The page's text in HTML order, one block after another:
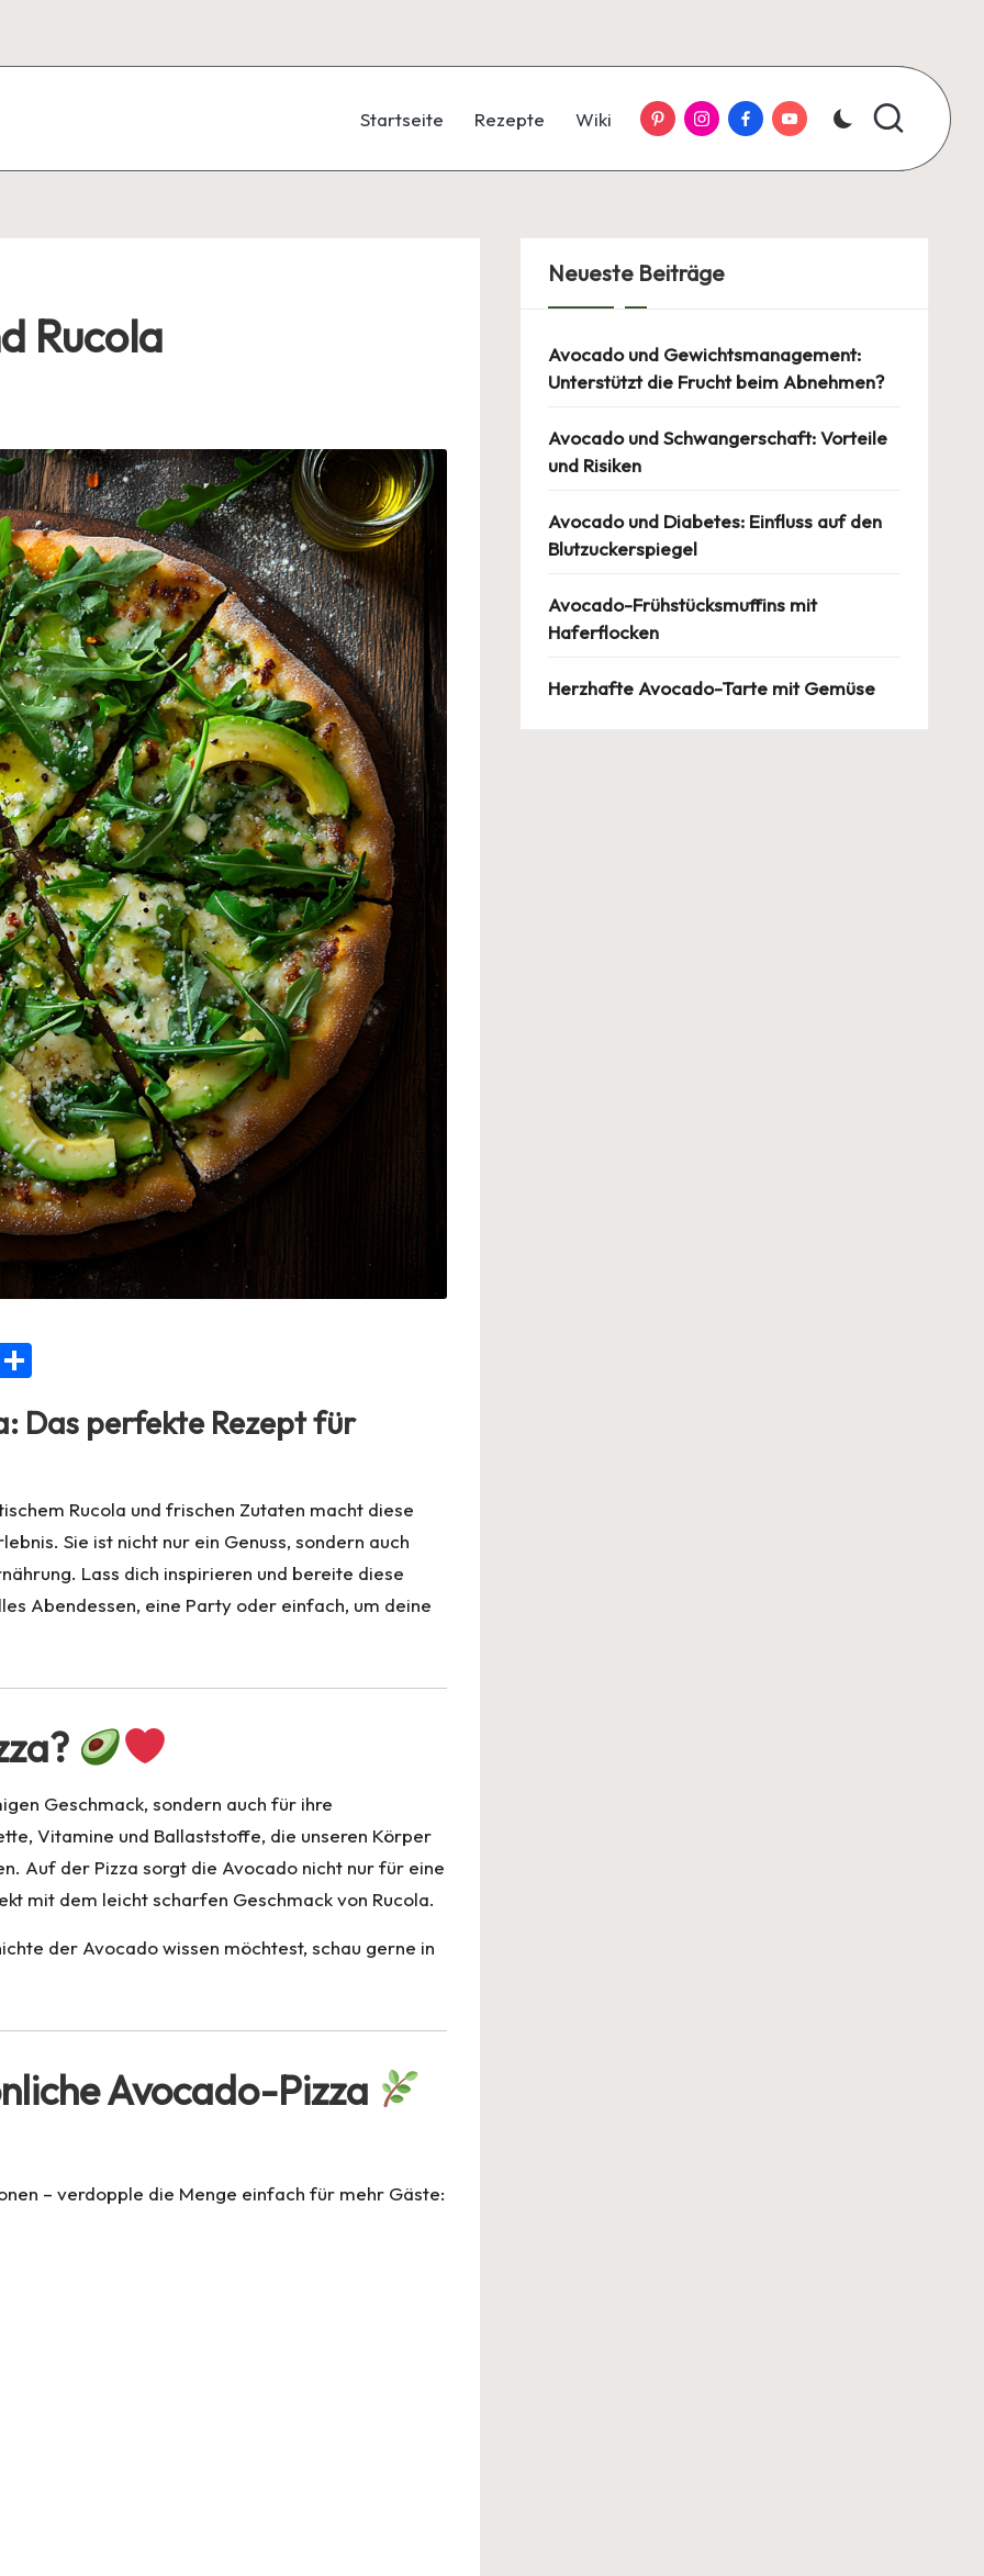
Startseite Rezepte Wiki PinterestInstagramFacebookYouTube
Rucola
n
Das perfekte Rezept für
Rucola und frischen Zutaten macht diese
Sie ist nicht nur ein Genuss, sondern auch
Lass dich inspirieren und bereite diese
Abendessen, eine Party oder einfach, um deine
Geschmack, sondern auch für ihre
Vitamine und Ballaststoffe, die unseren Körper
Auf der Pizza sorgt die Avocado nicht nur für eine
mit dem leicht scharfen Geschmack von Rucola.
der Avocado wissen möchtest, schau gerne in
Avocado-Pizza
– verdopple die Menge einfach für mehr Gäste:
Neueste Beiträge
Avocado und Gewichtsmanagement:
Unterstützt die Frucht beim Abnehmen?
Avocado und Schwangerschaft: Vorteile
und Risiken
Avocado und Diabetes: Einfluss auf den
Blutzuckerspiegel
Avocado-Frühstücksmuffins mit
Haferflocken
Herzhafte Avocado-Tarte mit Gemüse